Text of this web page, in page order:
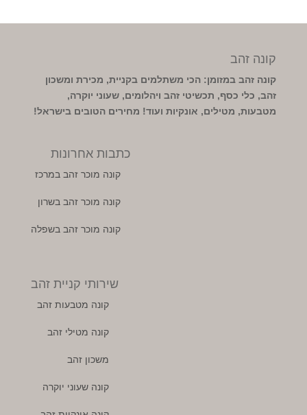
קונה זהב
קונה זהב במזומן: הכי משתלמים בקניית, מכירת ומשכון
זהב, כלי כסף, תכשיטי זהב ויהלומים, שעוני יוקרה,
מטבעות, מטילים, אונקיות ועוד! מחירים הטובים בישראל!
כתבות אחרונות
קונה מוכר זהב במרכז
קונה מוכר זהב בשרון
קונה מוכר זהב בשפלה
שירותי קניית זהב
קונה מטבעות זהב
קונה מטילי זהב
משכון זהב
קונה שעוני יוקרה